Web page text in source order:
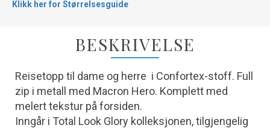
Klikk her for Størrelsesguide
BESKRIVELSE
Reisetopp til dame og herre i Confortex-stoff. Full
zip i metall med Macron Hero. Komplett med
melert tekstur på forsiden.
Inngår i Total Look Glory kolleksjonen, tilgjengelig